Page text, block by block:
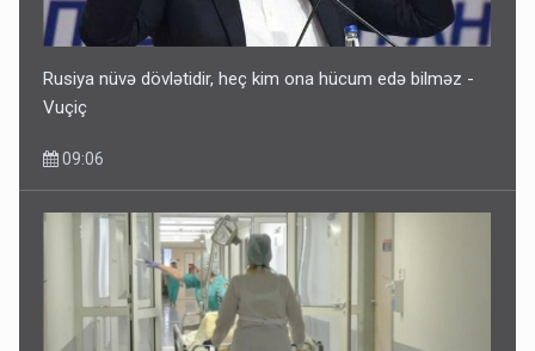
Rusiya nüvə dövlətidir, heç kim ona hücum edə bilməz -
Vuçiç
09:06